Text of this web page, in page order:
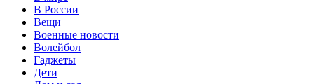
В России
Вещи
Военные новости
Волейбол
Гаджеты
Дети